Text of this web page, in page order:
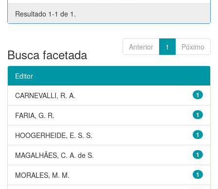
Resultado 1-1 de 1.
Anterior 1 Póximo
Busca facetada
Editor
1
CARNEVALLI, R. A.
1
FARIA, G. R.
1
HOOGERHEIDE, E. S. S.
1
MAGALHÃES, C. A. de S.
1
MORALES, M. M.